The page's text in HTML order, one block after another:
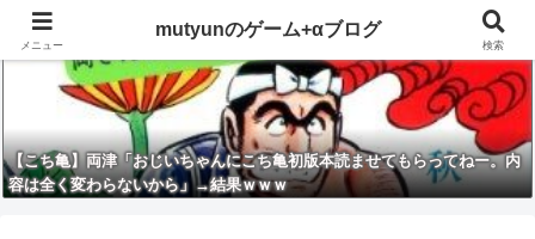
【こち亀】両津「おじいちゃんにこち亀初版本読ませてもらってねー。内
容は全く変わらないから」→結果ｗｗｗ
メニュー
mutyunのゲーム+αブログ
検索